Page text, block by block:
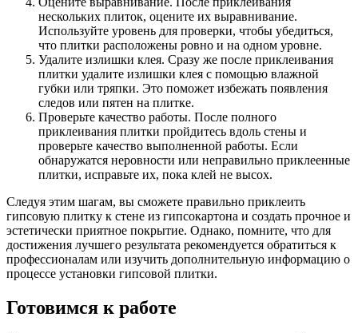
нескольких плиток, оцените их выравнивание.
Используйте уровень для проверки, чтобы убедиться,
что плитки расположены ровно и на одном уровне.
Удалите излишки клея. Сразу же после приклеивания
плитки удалите излишки клея с помощью влажной
губки или тряпки. Это поможет избежать появления
следов или пятен на плитке.
Проверьте качество работы. После полного
приклеивания плитки пройдитесь вдоль стены и
проверьте качество выполненной работы. Если
обнаружатся неровности или неправильно приклеенные
плитки, исправьте их, пока клей не высох.
Следуя этим шагам, вы сможете правильно приклеить
гипсовую плитку к стене из гипсокартона и создать прочное и
эстетически приятное покрытие. Однако, помните, что для
достижения лучшего результата рекомендуется обратиться к
профессионалам или изучить дополнительную информацию о
процессе установки гипсовой плитки.
Готовимся к работе